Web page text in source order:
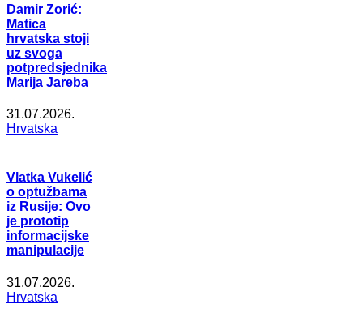
Damir Zorić:
Matica
hrvatska stoji
uz svoga
potpredsjednika
Marija Jareba
31.07.2026.
Hrvatska
Vlatka Vukelić
o optužbama
iz Rusije: Ovo
je prototip
informacijske
manipulacije
31.07.2026.
Hrvatska